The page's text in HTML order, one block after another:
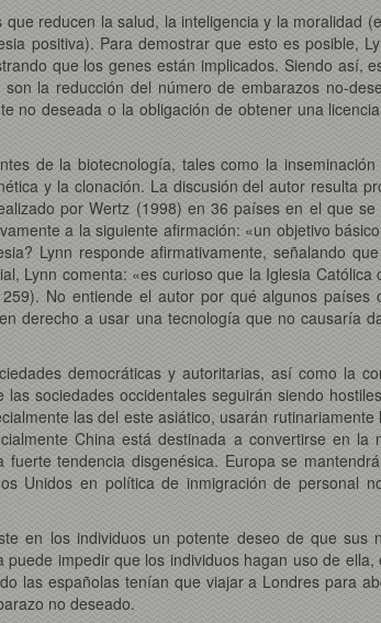
reducen la salud, la inteligencia y la moralidad
positiva). Para demostrar que esto es posible,
que los genes están implicados. Siendo así,
la reducción del número de embarazos no-
no deseada o la obligación de obtener una
de la biotecnología, tales como la
y la clonación. La discusión del autor resulta
por Wertz (1998) en 36 países en el que
a la siguiente afirmación: «un objetivo
Lynn responde afirmativamente, señalando
Lynn comenta: «es curioso que la Iglesia Católica
No entiende el autor por qué algunos países
derecho a usar una tecnología que no causaría
democráticas y autoritarias, así como la
sociedades occidentales seguirán siendo
las del este asiático, usarán rutinariamente
China está destinada a convertirse en la
tendencia disgenésica. Europa se
Unidos en política de inmigración de personal
en los individuos un potente deseo de que sus
impedir que los individuos hagan uso de ella,
las españolas tenían que viajar a Londres para
no deseado.